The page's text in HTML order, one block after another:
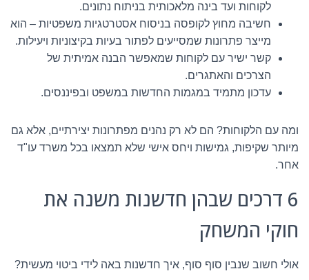
לקוחות ועד בינה מלאכותית בניתוח נתונים.
חשיבה מחוץ לקופסה בניסוח אסטרטגיות משפטיות – הוא
מייצר פתרונות שמסייעים לפתור בעיות בקיצוניות ויעילות.
קשר ישיר עם לקוחות שמאפשר הבנה אמיתית של
הצרכים והאתגרים.
עדכון מתמיד במגמות החדשות במשפט ובפיננסים.
ומה עם הלקוחות? הם לא רק נהנים מפתרונות יצירתיים, אלא גם
מיותר שקיפות, גמישות ויחס אישי שלא תמצאו בכל משרד עו"ד
אחר.
6 דרכים שבהן חדשנות משנה את
חוקי המשחק
אולי חשוב שנבין סוף סוף, איך חדשנות באה לידי ביטוי מעשית?